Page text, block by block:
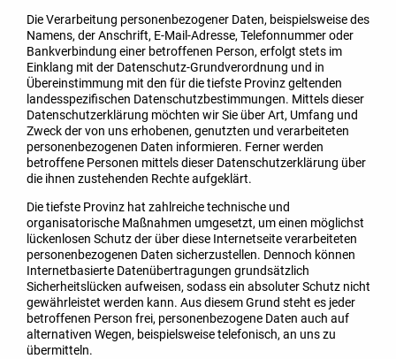
Die Verarbeitung personenbezogener Daten, beispielsweise des
Namens, der Anschrift, E-Mail-Adresse, Telefonnummer oder
Bankverbindung einer betroffenen Person, erfolgt stets im
Einklang mit der Datenschutz-Grundverordnung und in
Übereinstimmung mit den für die tiefste Provinz geltenden
landesspezifischen Datenschutzbestimmungen. Mittels dieser
Datenschutzerklärung möchten wir Sie über Art, Umfang und
Zweck der von uns erhobenen, genutzten und verarbeiteten
personenbezogenen Daten informieren. Ferner werden
betroffene Personen mittels dieser Datenschutzerklärung über
die ihnen zustehenden Rechte aufgeklärt.
Die tiefste Provinz hat zahlreiche technische und
organisatorische Maßnahmen umgesetzt, um einen möglichst
lückenlosen Schutz der über diese Internetseite verarbeiteten
personenbezogenen Daten sicherzustellen. Dennoch können
Internetbasierte Datenübertragungen grundsätzlich
Sicherheitslücken aufweisen, sodass ein absoluter Schutz nicht
gewährleistet werden kann. Aus diesem Grund steht es jeder
betroffenen Person frei, personenbezogene Daten auch auf
alternativen Wegen, beispielsweise telefonisch, an uns zu
übermitteln.